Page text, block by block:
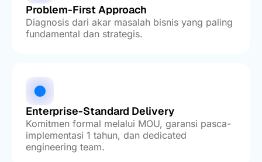
Problem-First Approach
Diagnosis dari akar masalah bisnis yang paling
fundamental dan strategis.
Enterprise-Standard Delivery
Komitmen formal melalui MOU, garansi pasca-
implementasi 1 tahun, dan dedicated
engineering team.